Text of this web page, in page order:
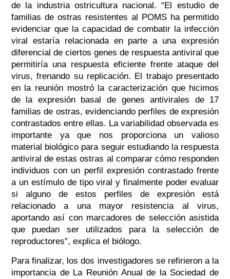
de la industria ostricultura nacional. “El estudio de
familias de ostras resistentes al POMS ha permitido
evidenciar que la capacidad de combatir la infección
viral estaría relacionada en parte a una expresión
diferencial de ciertos genes de respuesta antiviral que
permitiría una respuesta eficiente frente ataque del
virus, frenando su replicación. El trabajo presentado
en la reunión mostró la caracterización que hicimos
de la expresión basal de genes antivirales de 17
familias de ostras, evidenciando perfiles de expresión
contrastados entre ellas. La variabilidad observada es
importante ya que nos proporciona un valioso
material biológico para seguir estudiando la respuesta
antiviral de estas ostras al comparar cómo responden
individuos con un perfil expresión contrastado frente
a un estímulo de tipo viral y finalmente poder evaluar
si alguno de estos perfiles de expresión está
relacionado a una mayor resistencia al virus,
aportando así con marcadores de selección asistida
que puedan ser utilizados para la selección de
reproductores”, explica el biólogo.
Para finalizar, los dos investigadores se refirieron a la
importancia de La Reunión Anual de la Sociedad de